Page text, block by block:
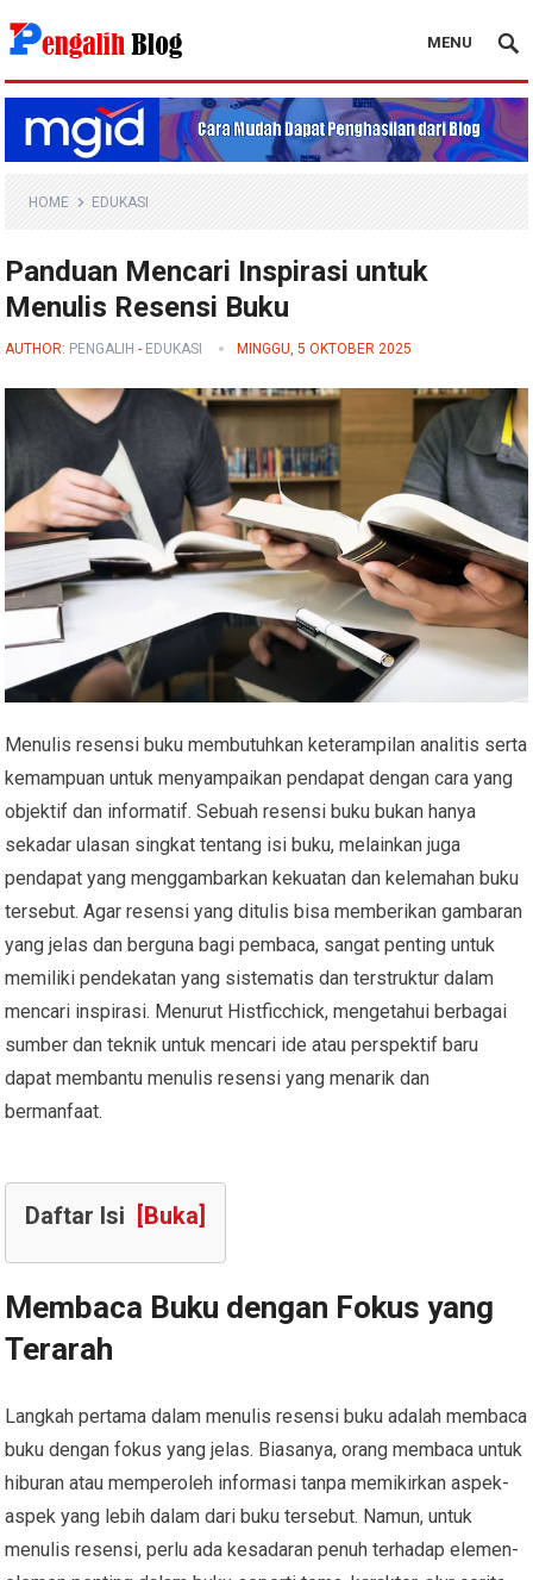
Pengalih Blog
MENU
HOME EDUKASI
Panduan Mencari Inspirasi untuk
Menulis Resensi Buku
AUTHOR: PENGALIH - EDUKASI MINGGU, 5 OKTOBER 2025
Menulis resensi buku membutuhkan keterampilan analitis serta
kemampuan untuk menyampaikan pendapat dengan cara yang
objektif dan informatif. Sebuah resensi buku bukan hanya
sekadar ulasan singkat tentang isi buku, melainkan juga
pendapat yang menggambarkan kekuatan dan kelemahan buku
tersebut. Agar resensi yang ditulis bisa memberikan gambaran
yang jelas dan berguna bagi pembaca, sangat penting untuk
memiliki pendekatan yang sistematis dan terstruktur dalam
mencari inspirasi. Menurut Histficchick, mengetahui berbagai
sumber dan teknik untuk mencari ide atau perspektif baru
dapat membantu menulis resensi yang menarik dan
bermanfaat.
Daftar Isi [Buka]
Membaca Buku dengan Fokus yang
Terarah
Langkah pertama dalam menulis resensi buku adalah membaca
buku dengan fokus yang jelas. Biasanya, orang membaca untuk
hiburan atau memperoleh informasi tanpa memikirkan aspek-
aspek yang lebih dalam dari buku tersebut. Namun, untuk
menulis resensi, perlu ada kesadaran penuh terhadap elemen-